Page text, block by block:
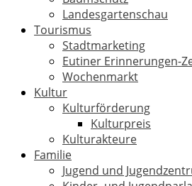
Landesgartenschau
Tourismus
Stadtmarketing
Eutiner Erinnerungen-
Wochenmarkt
Kultur
Kulturförderung
Kulturpreis
Kulturakteure
Familie
Jugend und